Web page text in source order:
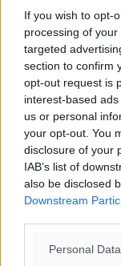
If you wish to opt-
processing of
targeted
section to confirm
opt-out request is
interest-based
us or personal
your opt-out. You
disclosure of your
IAB’s list of
also be disclosed
Downstream
Personal
ΤΡ